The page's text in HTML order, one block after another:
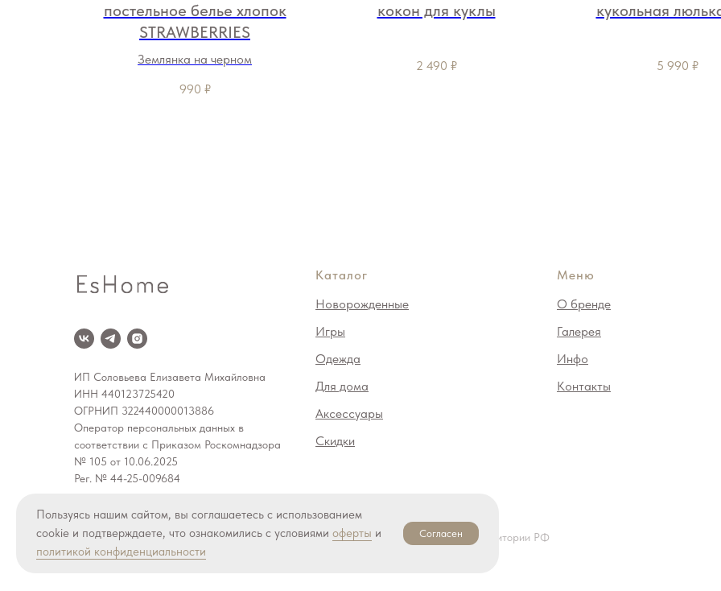
Пользуясь нашим сайтом, вы соглашаетесь с использованием
cookie и подтверждаете, что ознакомились с условиями оферты и
политикой конфиденциальности
Согласен
постельное белье хлопок
STRAWBERRIES
Землянка на черном
990 ₽
кокон для куклы
2 490 ₽
кукольная
5 990 ₽
ИП Соловьева Елизавета Михайловна
ИНН 440123725420
ОГРНИП 322440000013886
Оператор персональных данных в
соответствии с Приказом Роскомнадзора
№ 105 от 10.06.2025
Рег. № 44-25-009684
© 2024 EsHome. Все права защищены
Каталог
Новорожденные
Игры
Одежда
Для дома
Аксессуары
Скидки
Меню
О бренде
Галерея
Инфо
Контакты
*Деятельность компании Meta (Facebook, Instagram) является запрещенной на территории РФ